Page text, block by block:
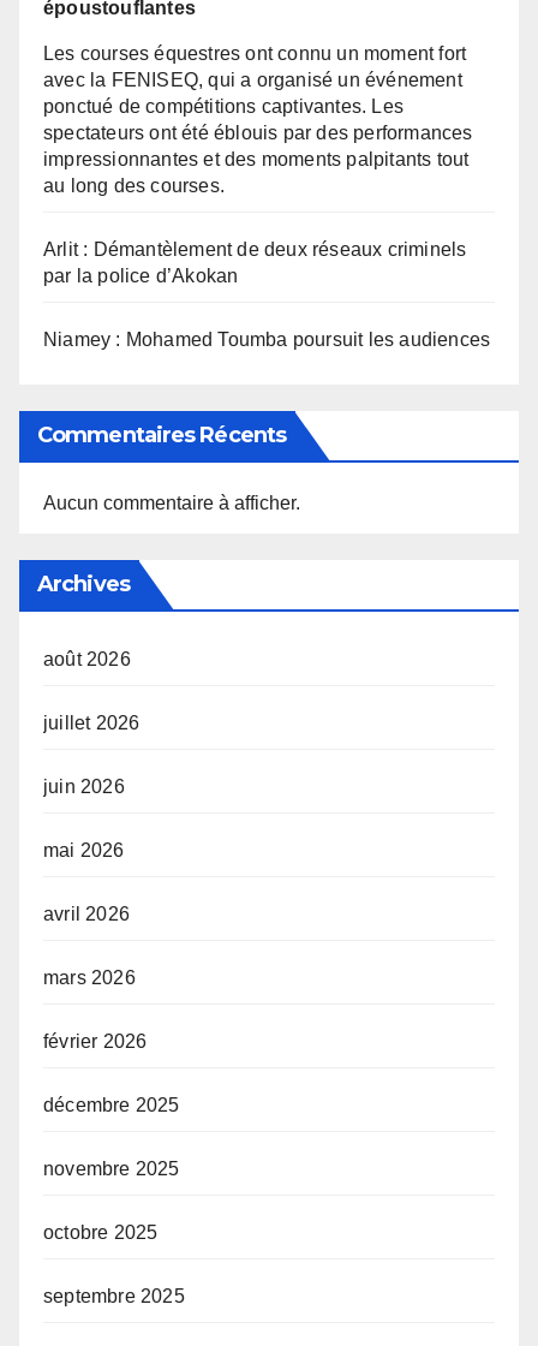
époustouflantes
Les courses équestres ont connu un moment fort
avec la FENISEQ, qui a organisé un événement
ponctué de compétitions captivantes. Les
spectateurs ont été éblouis par des performances
impressionnantes et des moments palpitants tout
au long des courses.
Arlit : Démantèlement de deux réseaux criminels
par la police d’Akokan
Niamey : Mohamed Toumba poursuit les audiences
Commentaires Récents
Aucun commentaire à afficher.
Archives
août 2026
juillet 2026
juin 2026
mai 2026
avril 2026
mars 2026
février 2026
décembre 2025
novembre 2025
octobre 2025
septembre 2025